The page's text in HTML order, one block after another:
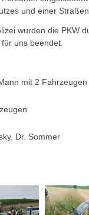
und einer
wurden die PKW
uns beendet.
mit 2 Fahrzeugen
Dr. Sommer